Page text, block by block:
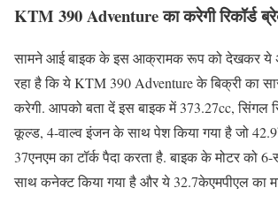
KTM 390 Adventure का करेगी रिकॉर्ड
सामने आई बाइक के इस आक्रामक रूप को देखकर ये
रहा है कि ये KTM 390 Adventure के बिक्री का
करेगी. आपको बता दें इस बाइक में 373.27cc, सिंगल
कूल्ड, 4-वाल्व इंजन के साथ पेश किया गया है जो
37एनएम का टॉर्क पैदा करता है. बाइक के मोटर को
साथ कनेक्ट किया गया है और ये 32.7केएमपीएल का